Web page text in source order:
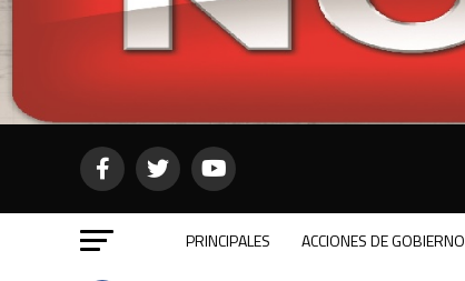
PRINCIPALES ACCIONES DE GOBIERNO